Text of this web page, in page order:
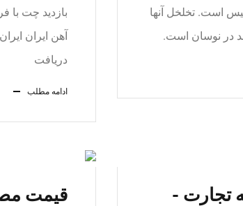
است. تخلخل آنها
بازدید چت
آهن ایران
دریافت
ادامه مطلب
تجارت -
قیمت